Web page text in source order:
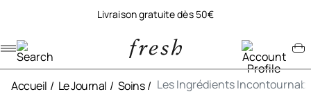
Livraison gratuite dès 50€
Accueil Le Journal Soins Les Ingrédients